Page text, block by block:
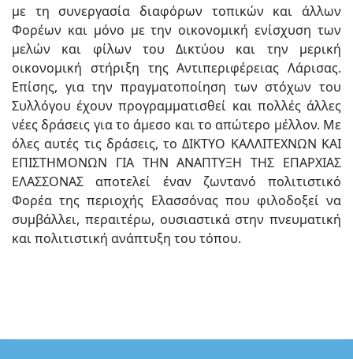
με τη συνεργασία διαφόρων τοπικών και άλλων
Φορέων και μόνο με την οικονομική ενίσχυση των
μελών και φίλων του Δικτύου και την μερική
οικονομική στήριξη της Αντιπεριφέρειας Λάρισας.
Επίσης, για την πραγματοποίηση των στόχων του
Συλλόγου έχουν προγραμματισθεί και πολλές άλλες
νέες δράσεις για το άμεσο και το απώτερο μέλλον. Με
όλες αυτές τις δράσεις, το ΔΙΚΤΥΟ ΚΑΛΛΙΤΕΧΝΩΝ ΚΑΙ
ΕΠΙΣΤΗΜΟΝΩΝ ΓΙΑ ΤΗΝ ΑΝΑΠΤΥΞΗ ΤΗΣ ΕΠΑΡΧΙΑΣ
ΕΛΑΣΣΟΝΑΣ αποτελεί έναν ζωντανό πολιτιστικό
Φορέα της περιοχής Ελασσόνας που φιλοδοξεί να
συμβάλλει, περαιτέρω, ουσιαστικά στην πνευματική
και πολιτιστική ανάπτυξη του τόπου.